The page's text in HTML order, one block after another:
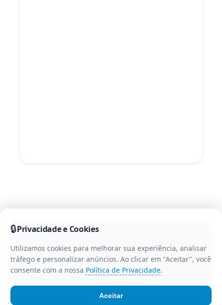
🔒Privacidade e Cookies
Utilizamos cookies para melhorar sua experiência, analisar
tráfego e personalizar anúncios. Ao clicar em "Aceitar", você
consente com a nossa Política de Privacidade.
Aceitar